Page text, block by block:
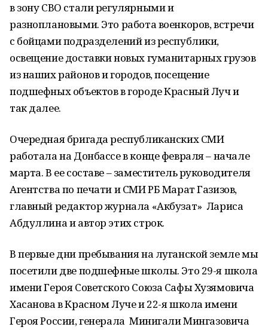
в зону СВО стали регулярными и
разноплановыми. Это работа военкоров, встречи
с бойцами подразделений из республики,
освещение доставки новых гуманитарных грузов
из наших районов и городов, посещение
подшефных объектов в городе Красный Луч и
так далее.
Очередная бригада республиканских СМИ
работала на Донбассе в конце февраля – начале
марта. В ее составе – заместитель руководителя
Агентства по печати и СМИ РБ Марат Газизов,
главный редактор журнала «Акбузат» Лариса
Абдуллина и автор этих строк.
В первые дни пребывания на луганской земле мы
посетили две подшефные школы. Это 29-я школа
имени Героя Советского Союза Сафы Хузямовича
Хасанова в Красном Луче и 22-я школа имени
Героя России, генерала Минигали Мингазовича